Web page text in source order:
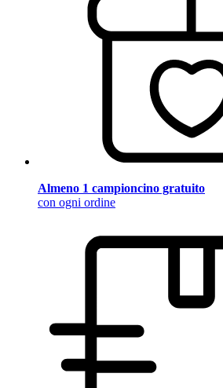
Almeno 1 campioncino gratuito
con ogni ordine